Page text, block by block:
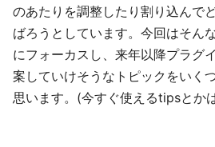
のあたりを調整したり割り込んで
ばろうとしています。今回はそん
にフォーカスし、来年以降プラグ
案していけそうなトピックをいく
思います。(今すぐ使えるtipsとか